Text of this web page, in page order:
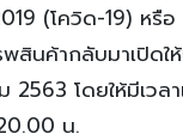
(โควิด-19) หรื
สินค้ากลับมาเปิดใ
โดยให้มีเวล
น.